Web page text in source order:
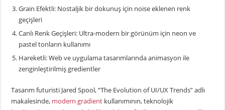
Grain Efektli: Nostaljik bir dokunuş için noise eklenen renk
geçişleri
Canlı Renk Geçişleri: Ultra-modern bir görünüm için neon ve
pastel tonların kullanımı
Hareketli: Web ve uygulama tasarımlarında animasyon ile
zenginleştirilmiş gredientler
Tasarım futuristi Jared Spool, “The Evolution of UI/UX Trends” adlı
makalesinde, modern gradient kullanımının, teknolojik